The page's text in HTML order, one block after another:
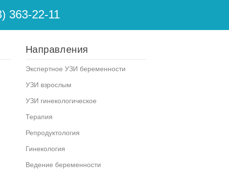
363-22-11
Направления
Экспертное УЗИ беременности
УЗИ взрослым
УЗИ гинекологическое
Терапия
Репродуктология
Гинекология
Ведение беременности